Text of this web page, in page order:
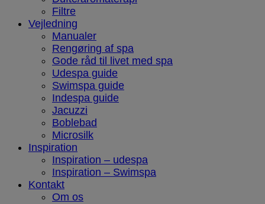
Filtre
Vejledning
Manualer
Rengøring af spa
Gode råd til livet med spa
Udespa guide
Swimspa guide
Indespa guide
Jacuzzi
Boblebad
Microsilk
Inspiration
Inspiration – udespa
Inspiration – Swimspa
Kontakt
Om os